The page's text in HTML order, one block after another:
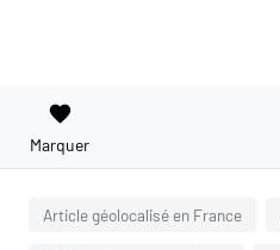
favorite
Marquer
Article géolocalisé en France